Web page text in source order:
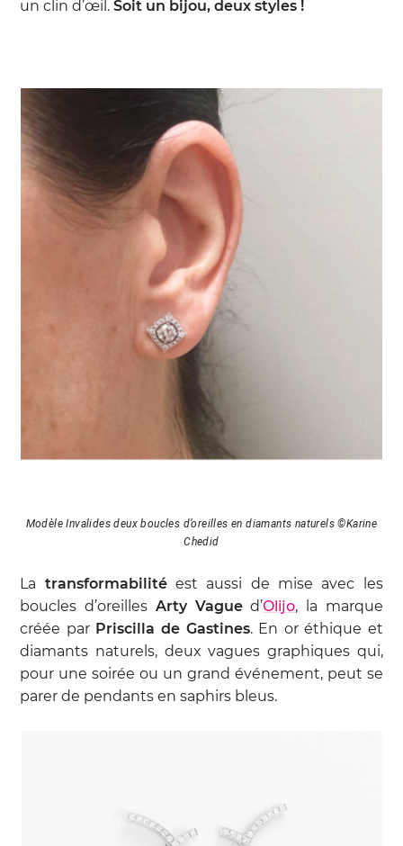
un clin d’œil.Soit un bijou, deux styles !
Modèle Invalides deux boucles d’oreilles en diamants naturels ©Karine
Chedid
La transformabilitéest aussi de mise avec les
boucles d’oreilles Arty Vagued’Olijo, la marque
créée par Priscilla de Gastines. En or éthique et
diamants naturels, deux vagues graphiques qui,
pour une soirée ou un grand événement, peut se
parer de pendants en saphirs bleus.